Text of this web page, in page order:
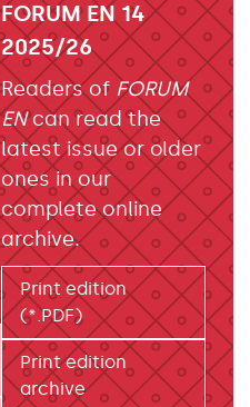
FORUM EN 14
2025/26
Readers of FORUM
ENcan read the
latest issue or older
ones in our
complete online
archive.
Print edition
(*.PDF)
Print edition
archive